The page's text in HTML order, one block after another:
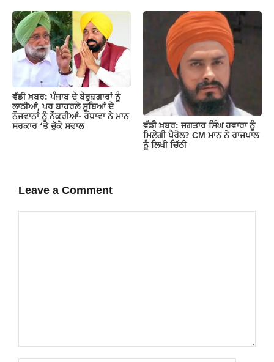
ਵੱਡੀ ਖ਼ਬਰ: ਪੰਜਾਬ ਦੇ ਬੇਰੁਜ਼ਗਾਰਾਂ ਨੂੰ
ਲਾਠੀਆਂ, ਪਰ ਬਾਹਰਲੇ ਸੂਬਿਆਂ ਦੇ
ਨੌਜਵਾਨਾਂ ਨੂੰ ਨੌਕਰੀਆਂ- ਰੰਧਾਵਾ ਨੇ ਮਾਨ
ਸਰਕਾਰ ‘ਤੇ ਚੁੱਕੇ ਸਵਾਲ
ਵੱਡੀ ਖ਼ਬਰ: ਜਗਤਾਰ ਸਿੰਘ ਹਵਾਰਾ ਨੂੰ
ਮਿਲੇਗੀ ਪੈਰੋਲ? CM ਮਾਨ ਨੇ ਰਾਜਪਾਲ
ਨੂੰ ਲਿਖੀ ਚਿੱਠੀ
Leave a Comment